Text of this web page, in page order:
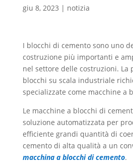
giu 8, 2023 | notizia
I blocchi di cemento sono uno
costruzione più importanti e
nel settore delle costruzioni. La
blocchi su scala industriale
specializzate come macchine a
Le macchine a blocchi di
soluzione automatizzata per
efficiente grandi quantità di
cemento di alta qualità a un
macchina a blocchi di cemento.